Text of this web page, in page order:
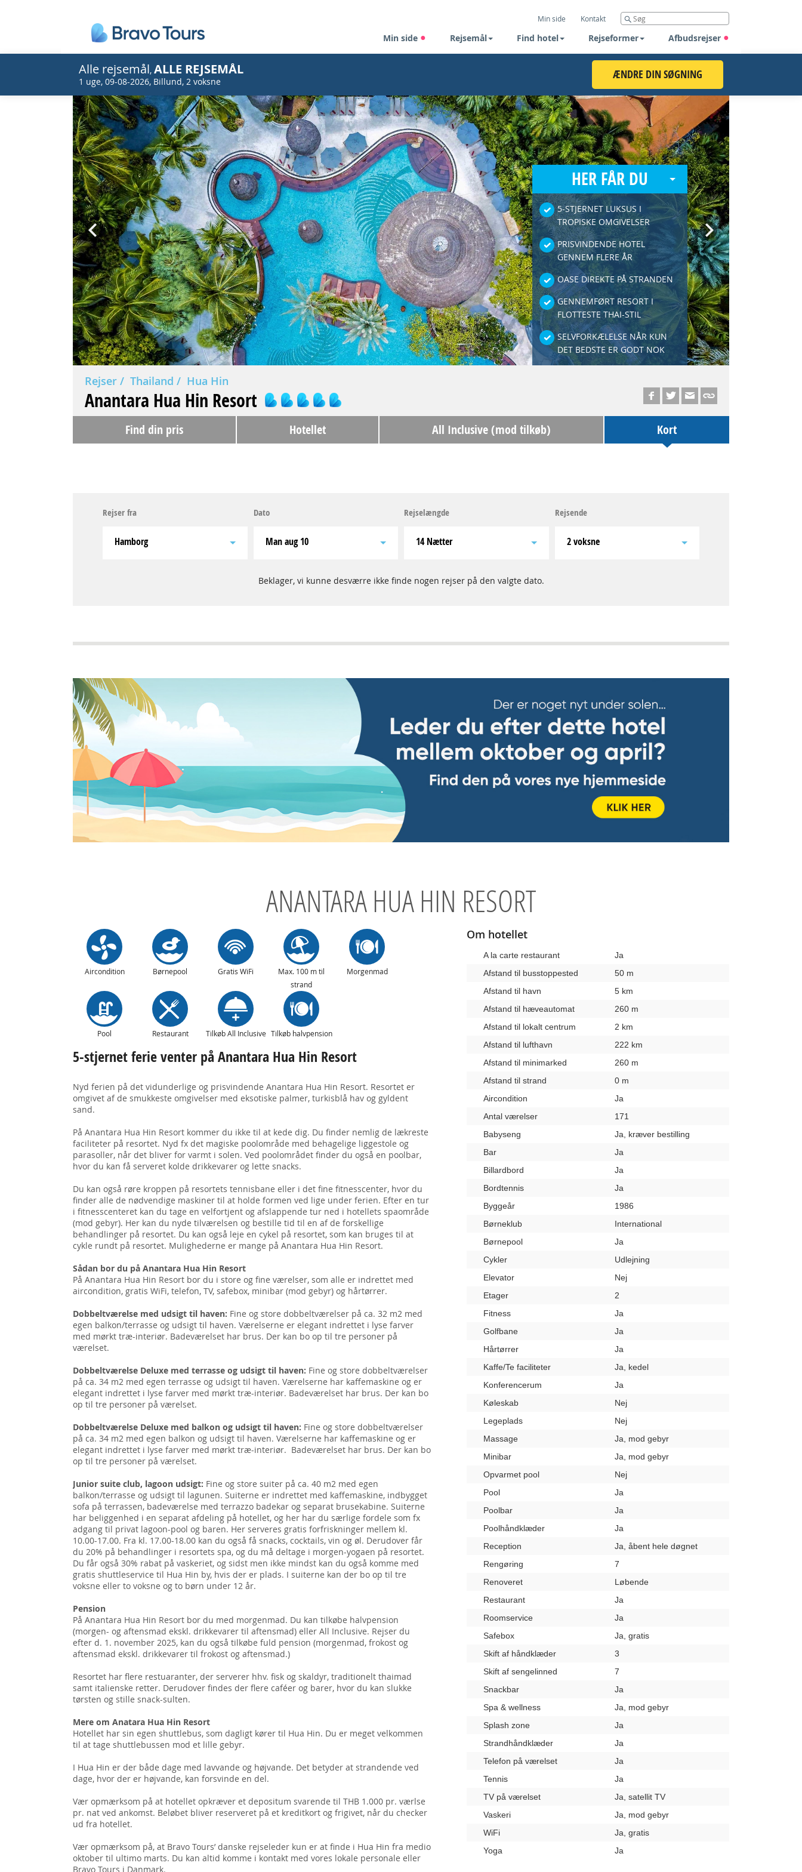
Min side Kontakt
Min side Rejsemål Find hotel Rejseformer Afbudsrejser
Alle rejsemål, ALLE REJSEMÅL
1 uge, 09-08-2026, Billund, 2 voksne ÆNDRE DIN SØGNING
HER FÅR DU
5-STJERNET LUKSUS I
TROPISKE OMGIVELSER
PRISVINDENDE HOTEL
GENNEM FLERE ÅR
OASE DIREKTE PÅ STRANDEN
GENNEMFØRT RESORT I
FLOTTESTE THAI-STIL
SELVFORKÆLELSE NÅR KUN
DET BEDSTE ER GODT NOK
Prev Next
Rejser Thailand Hua Hin
Anantara Hua Hin Resort
Find din pris Hotellet All Inclusive (mod tilkøb) Kort
Rejser fra
Hamborg
Dato
man aug 10
Rejselængde
14 Nætter
Rejsende
2 voksne
Beklager, vi kunne desværre ikke finde nogen rejser på den valgte dato.
ANANTARA HUA HIN RESORT
Aircondition Børnepool Gratis WiFi
Max. 100 m til
strand
Morgenmad
Pool Restaurant Tilkøb All Inclusive Tilkøb halvpension
5-stjernet ferie venter på Anantara Hua Hin Resort
Nyd ferien på det vidunderlige og prisvindende Anantara Hua Hin Resort. Resortet er
omgivet af de smukkeste omgivelser med eksotiske palmer, turkisblå hav og gyldent
sand.
På Anantara Hua Hin Resort kommer du ikke til at kede dig. Du finder nemlig de lækreste
faciliteter på resortet. Nyd fx det magiske poolområde med behagelige liggestole og
parasoller, når det bliver for varmt i solen. Ved poolområdet finder du også en poolbar,
hvor du kan få serveret kolde drikkevarer og lette snacks.
Du kan også røre kroppen på resortets tennisbane eller i det fine fitnesscenter, hvor du
finder alle de nødvendige maskiner til at holde formen ved lige under ferien. Efter en tur
i fitnesscenteret kan du tage en velfortjent og afslappende tur ned i hotellets spaområde
(mod gebyr). Her kan du nyde tilværelsen og bestille tid til en af de forskellige
behandlinger på resortet. Du kan også leje en cykel på resortet, som kan bruges til at
cykle rundt på resortet. Mulighederne er mange på Anantara Hua Hin Resort.
Sådan bor du på Anantara Hua Hin Resort
På Anantara Hua Hin Resort bor du i store og fine værelser, som alle er indrettet med
aircondition, gratis WiFi, telefon, TV, safebox, minibar (mod gebyr) og hårtørrer.
Dobbeltværelse med udsigt til haven: Fine og store dobbeltværelser på ca. 32 m2 med
egen balkon/terrasse og udsigt til haven. Værelserne er elegant indrettet i lyse farver
med mørkt træ-interiør. Badeværelset har brus. Der kan bo op til tre personer på
værelset.
Dobbeltværelse Deluxe med terrasse og udsigt til haven: Fine og store dobbeltværelser
på ca. 34 m2 med egen terrasse og udsigt til haven. Værelserne har kaffemaskine og er
elegant indrettet i lyse farver med mørkt træ-interiør. Badeværelset har brus. Der kan bo
op til tre personer på værelset.
Dobbeltværelse Deluxe med balkon og udsigt til haven: Fine og store dobbeltværelser
på ca. 34 m2 med egen balkon og udsigt til haven. Værelserne har kaffemaskine og er
elegant indrettet i lyse farver med mørkt træ-interiør. Badeværelset har brus. Der kan bo
op til tre personer på værelset.
Junior suite club, lagoon udsigt: Fine og store suiter på ca. 40 m2 med egen
balkon/terrasse og udsigt til lagunen. Suiterne er indrettet med kaffemaskine, indbygget
sofa på terrassen, badeværelse med terrazzo badekar og separat brusekabine. Suiterne
har beliggenhed i en separat afdeling på hotellet, og her har du særlige fordele som fx
adgang til privat lagoon-pool og baren. Her serveres gratis forfriskninger mellem kl.
10.00-17.00. Fra kl. 17.00-18.00 kan du også få snacks, cocktails, vin og øl. Derudover får
du 20% på behandlinger i resortets spa, og du må deltage i morgen-yogaen på resortet.
Du får også 30% rabat på vaskeriet, og sidst men ikke mindst kan du også komme med
gratis shuttleservice til Hua Hin by, hvis der er plads. I suiterne kan der bo op til tre
voksne eller to voksne og to børn under 12 år.
Pension
På Anantara Hua Hin Resort bor du med morgenmad. Du kan tilkøbe halvpension
(morgen- og aftensmad ekskl. drikkevarer til aftensmad) eller All Inclusive. Rejser du
efter d. 1. november 2025, kan du også tilkøbe fuld pension (morgenmad, frokost og
aftensmad ekskl. drikkevarer til frokost og aftensmad.)
Resortet har flere restuaranter, der serverer hhv. fisk og skaldyr, traditionelt thaimad
samt italienske retter. Derudover findes der flere caféer og barer, hvor du kan slukke
tørsten og stille snack-sulten.
Mere om Anatara Hua Hin Resort
Hotellet har sin egen shuttlebus, som dagligt kører til Hua Hin. Du er meget velkommen
til at tage shuttlebussen mod et lille gebyr.
I Hua Hin er der både dage med lavvande og højvande. Det betyder at strandende ved
dage, hvor der er højvande, kan forsvinde en del.
Vær opmærksom på at hotellet opkræver et depositum svarende til THB 1.000 pr. værlse
pr. nat ved ankomst. Beløbet bliver reserveret på et kreditkort og frigivet, når du checker
ud fra hotellet.
Vær opmærksom på, at Bravo Tours’ danske rejseleder kun er at finde i Hua Hin fra medio
oktober til ultimo marts. Du kan altid komme i kontakt med vores lokale personale eller
Bravo Tours i Danmark.
Om hotellet
A la carte restaurant
Ja
Afstand til busstoppested
50 m
Afstand til havn
5 km
Afstand til hæveautomat
260 m
Afstand til lokalt centrum
2 km
Afstand til lufthavn
222 km
Afstand til minimarked
260 m
Afstand til strand
0 m
Aircondition
Ja
Antal værelser
171
Babyseng
Ja, kræver bestilling
Bar
Ja
Billardbord
Ja
Bordtennis
Ja
Byggeår
1986
Børneklub
International
Børnepool
Ja
Cykler
Udlejning
Elevator
Nej
Etager
2
Fitness
Ja
Golfbane
Ja
Hårtørrer
Ja
Kaffe/Te faciliteter
Ja, kedel
Konferencerum
Ja
Køleskab
Nej
Legeplads
Nej
Massage
Ja, mod gebyr
Minibar
Ja, mod gebyr
Opvarmet pool
Nej
Pool
Ja
Poolbar
Ja
Poolhåndklæder
Ja
Reception
Ja, åbent hele døgnet
Rengøring
7
Renoveret
Løbende
Restaurant
Ja
Roomservice
Ja
Safebox
Ja, gratis
Skift af håndklæder
3
Skift af sengelinned
7
Snackbar
Ja
Spa & wellness
Ja, mod gebyr
Splash zone
Ja
Strandhåndklæder
Ja
Telefon på værelset
Ja
Tennis
Ja
TV på værelset
Ja, satellit TV
Vaskeri
Ja, mod gebyr
WiFi
Ja, gratis
Yoga
Ja